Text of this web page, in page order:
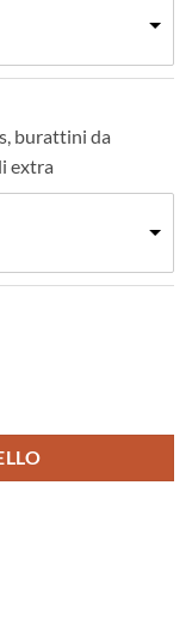
burattini da
extra